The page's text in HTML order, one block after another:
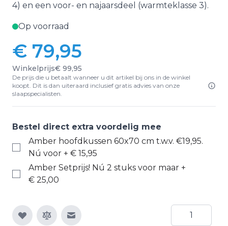
4) en een voor- en najaarsdeel (warmteklasse 3).
Op voorraad
€ 79,95
Winkelprijs€ 99,95
De prijs die u betaalt wanneer u dit artikel bij ons in de winkel
koopt. Dit is dan uiteraard inclusief gratis advies van onze
slaapspecialisten.
Bestel direct extra voordelig mee
Amber hoofdkussen 60x70 cm t.w.v. €19,95.
Nú voor + € 15,95
Amber Setprijs! Nú 2 stuks voor maar +
€ 25,00
E-mail naar een vriend
Aantal